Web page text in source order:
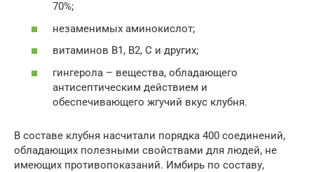
70%;
незаменимых аминокислот;
витаминов B1, B2, C и других;
гингерола – вещества, обладающего
антисептическим действием и
обеспечивающего жгучий вкус клубня.
В составе клубня насчитали порядка 400 соединений,
обладающих полезными свойствами для людей, не
имеющих противопоказаний. Имбирь по составу,